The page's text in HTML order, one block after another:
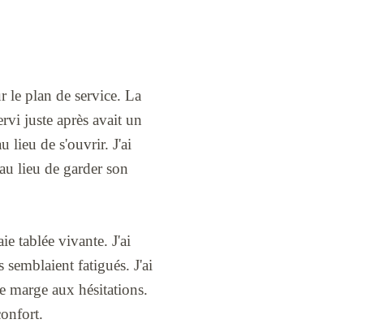
le plan de service. La
juste après avait un
lieu de s'ouvrir. J'ai
lieu de garder son
tablée vivante. J'ai
fatigués. J'ai
marge aux hésitations.